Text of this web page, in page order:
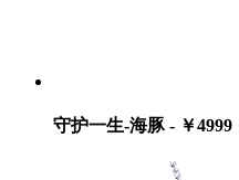
守护一生-海豚 - ￥4999